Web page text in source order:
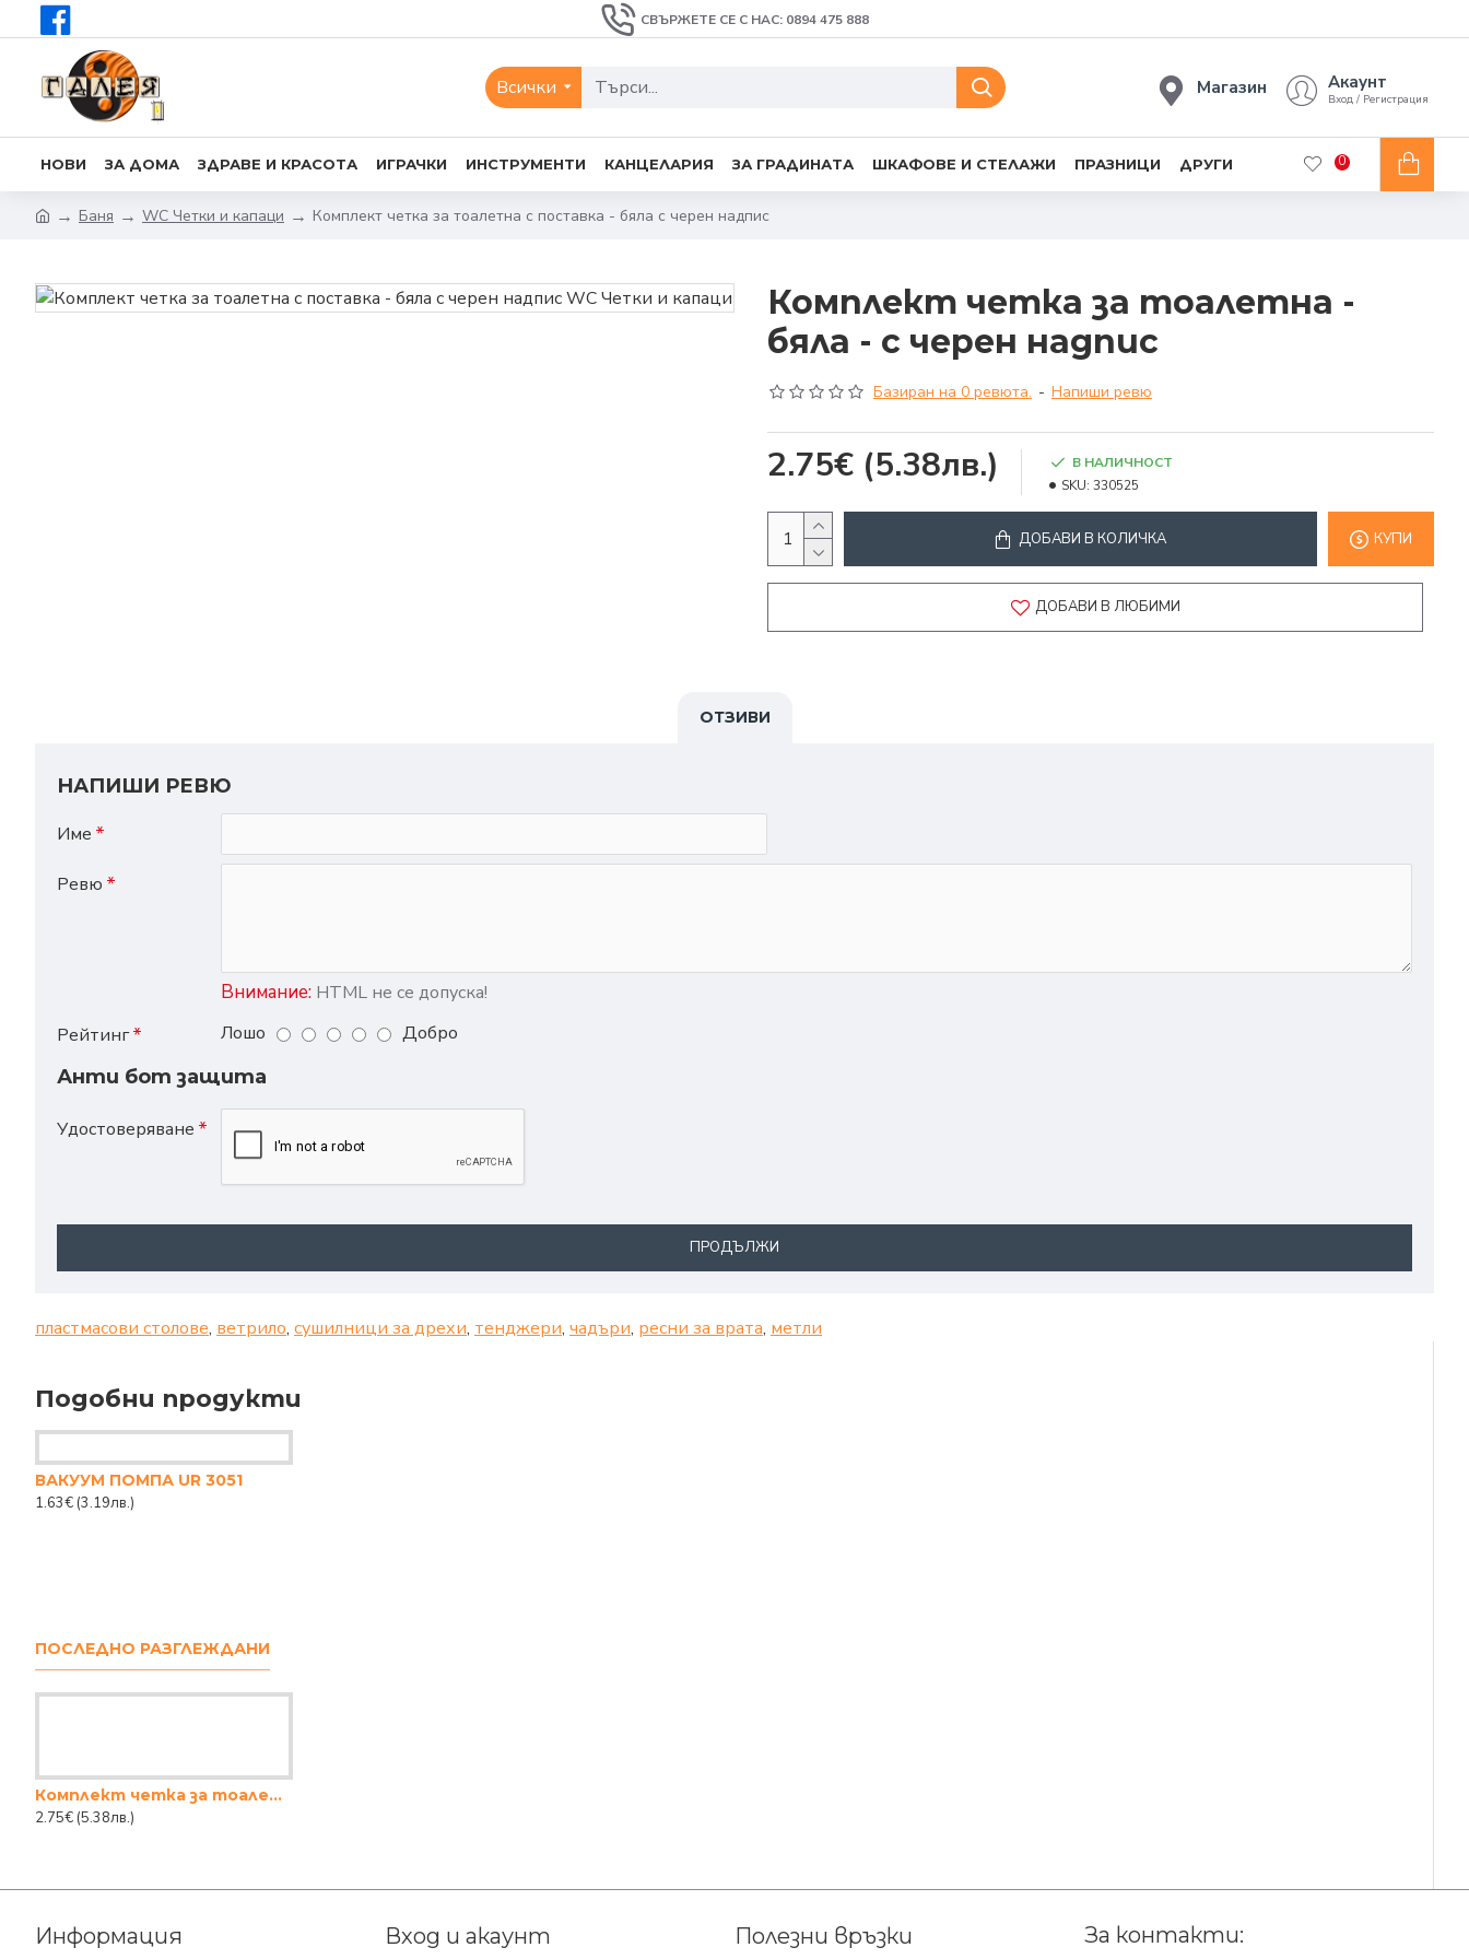
СВЪРЖЕТЕ СЕ С НАС: 0894 475 888
Всички Магазин Акаунт
Вход / Регистрация
НОВИ ЗА ДОМА ЗДРАВЕ И КРАСОТА ИГРАЧКИ ИНСТРУМЕНТИ КАНЦЕЛАРИЯ ЗА ГРАДИНАТА ШКАФОВЕ И СТЕЛАЖИ ПРАЗНИЦИ ДРУГИ 0
Баня WC Четки и капаци Комплект четка за тоалетна с поставка - бяла с черен надпис
Комплект четка за тоалетна -
бяла - с черен надпис
Базиран на 0 ревюта. - Напиши ревю
2.75€ (5.38лв.)
В НАЛИЧНОСТ
SKU: 330525
ДОБАВИ В КОЛИЧКА КУПИ
ДОБАВИ В ЛЮБИМИ
ОТЗИВИ
НАПИШИ РЕВЮ
Име
Ревю
Внимание: HTML не се допуска!
Рейтинг
Лошо
Добро
Анти бот защита
Удостоверяване
ПРОДЪЛЖИ
пластмасови столове, ветрило, сушилници за дрехи, тенджери, чадъри, ресни за врата, метли
Подобни продукти
ВАКУУМ ПОМПА UR 3051
1.63€ (3.19лв.)
ПОСЛЕДНО РАЗГЛЕЖДАНИ
Комплект четка за тоалетна с поставка - бяла с черен надпис
2.75€ (5.38лв.)
Информация Вход и акаунт Полезни връзки За контакти: